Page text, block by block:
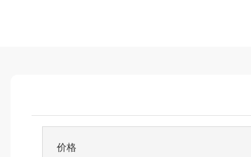
价格